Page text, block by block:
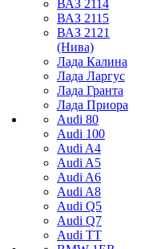
ВАЗ 2114
ВАЗ 2115
ВАЗ 2121
(Нива)
Лада Калина
Лада Ларгус
Лада Гранта
Лада Приора
Audi 80
Audi 100
Audi A4
Audi A5
Audi A6
Audi A8
Audi Q5
Audi Q7
Audi TT